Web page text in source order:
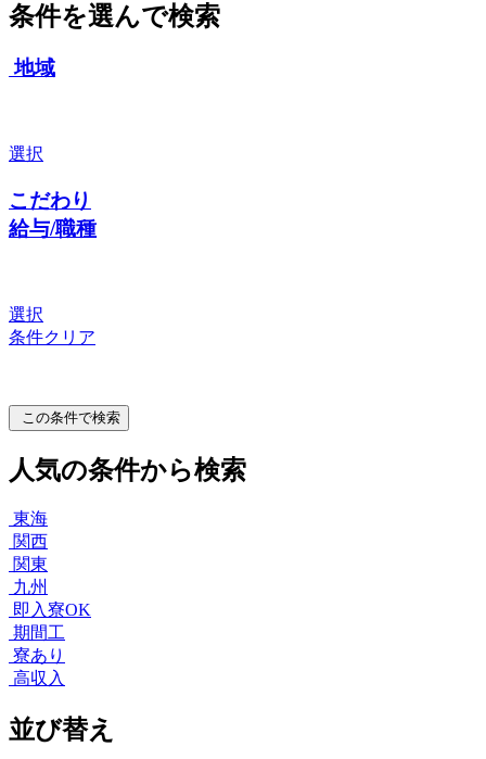
条件を選んで検索
地域
選択
こだわり
給与/職種
選択
条件クリア
この条件で検索
人気の条件から検索
東海
関西
関東
九州
即入寮OK
期間工
寮あり
高収入
並び替え